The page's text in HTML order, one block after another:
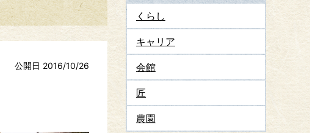
公開日 2016/10/26
くらし
キャリア
会館
匠
農園